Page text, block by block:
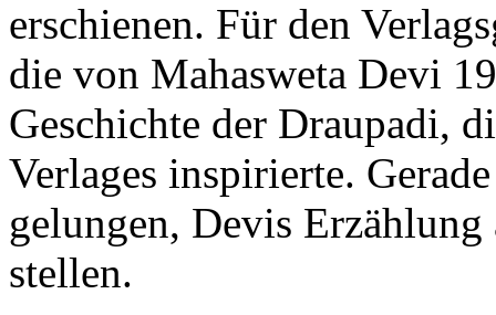
erschienen. Für den
die von Mahasweta Devi
Geschichte der Draupadi,
Verlages inspirierte.
gelungen, Devis Erzählung
stellen.